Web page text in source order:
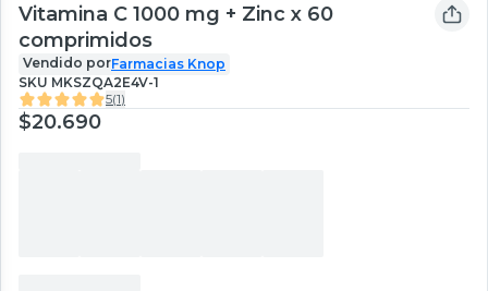
Vitamina C 1000 mg + Zinc x 60
comprimidos
Vendido porFarmacias Knop
SKU MKSZQA2E4V-1
5(1)
$20.690